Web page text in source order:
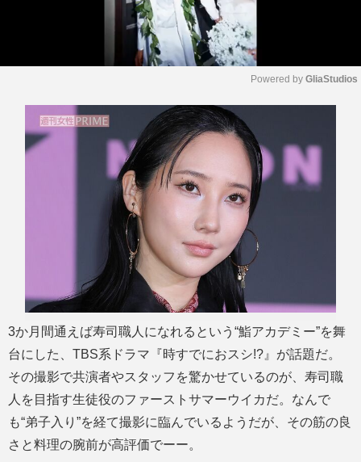
e
Powered by GliaStudios
3か月間通えば寿司職人になれるという“鮨アカデミー”を舞
台にした、TBS系ドラマ『時すでにおスシ!?』が話題だ。
その撮影で共演者やスタッフを驚かせているのが、寿司職
人を目指す生徒役のファーストサマーウイカだ。なんで
も“弟子入り”を経て撮影に臨んでいるようだが、その筋の良
さと料理の腕前が高評価でーー。